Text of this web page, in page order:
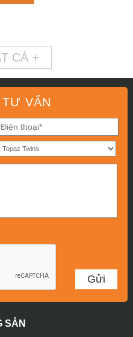
CẢ +
VẤN
SẢN